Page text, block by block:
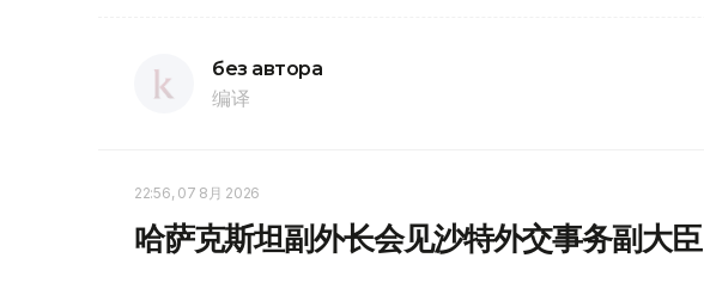
без автора
编译
22:56, 07 8月 2026
哈萨克斯坦副外长会见沙特外交事务副大臣